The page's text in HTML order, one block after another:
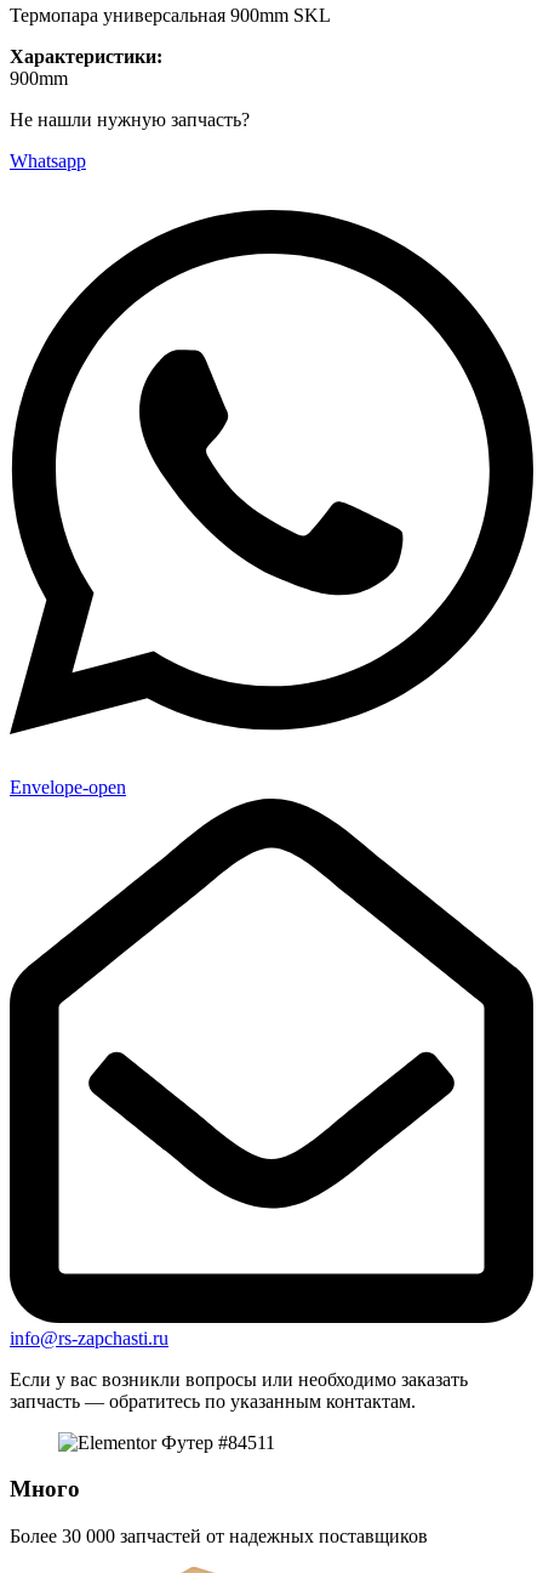
Термопара универсальная 900mm SKL
Характеристики:
900mm
Не нашли нужную запчасть?
Whatsapp
Envelope-open
info@rs-zapchasti.ru
Если у вас возникли вопросы или необходимо заказать
запчасть — обратитесь по указанным контактам.
Много
Более 30 000 запчастей от надежных поставщиков